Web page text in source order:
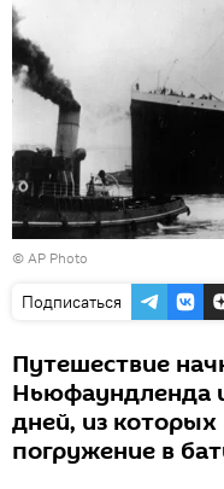
© AP Photo
Подписаться
Путешествие
Ньюфаундленда
дней, из которых
погружение в